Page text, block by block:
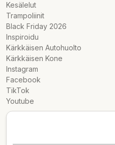
Kesälelut
Trampoliinit
Black Friday 2026
Inspiroidu
Kärkkäisen Autohuolto
Kärkkäisen Kone
Instagram
Facebook
TikTok
Youtube